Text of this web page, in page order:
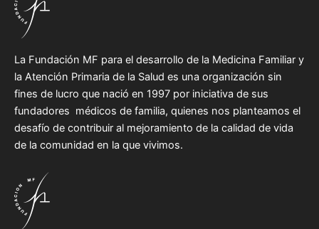
La Fundación MF para el desarrollo de la Medicina Familiar y
la Atención Primaria de la Salud es una organización sin
fines de lucro que nació en 1997 por iniciativa de sus
fundadores médicos de familia, quienes nos planteamos el
desafío de contribuir al mejoramiento de la calidad de vida
de la comunidad en la que vivimos.